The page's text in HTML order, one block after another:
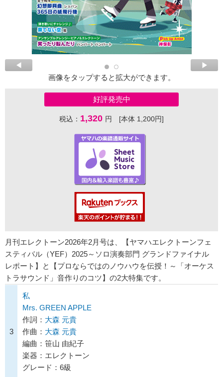
画像をタップすると拡大ができます。
好評発売中
税込： 1,320 円 [本体 1,200円]
月刊エレクトーン2026年2月号は、【ヤマハエレクトーンフェ
スティバル（YEF）2025～ソロ演奏部門 グランドファイナル
レポート】と【プロならではのノウハウを伝授！～「オーケス
トラサウンド」音作りのコツ】の2大特集です。
3
私
Mrs. GREEN APPLE
作詞： 大森 元貴
作曲： 大森 元貴
編曲：笹山 由紀子
楽器：エレクトーン
グレード：6級